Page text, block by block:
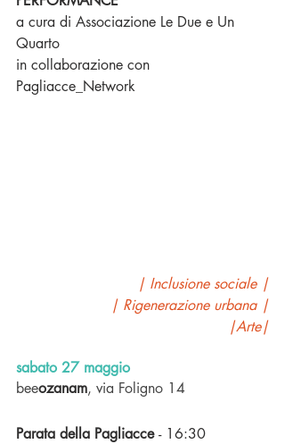
a cura di Associazione Le Due e Un
Quarto
in collaborazione con
Pagliacce_Network
| Inclusione sociale |
| Rigenerazione urbana |
|Arte|
sabato 27 maggio
beeozanam, via Foligno 14
Parata della Pagliacce - 16:30